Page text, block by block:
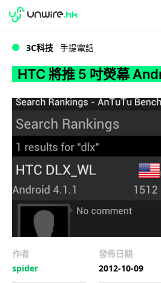
HTC 將推 5 吋熒幕
WWDC 2026
3C科技 手提電話
HTC 將推 5 吋熒幕
作者
spider
發佈日期
2012-10-09